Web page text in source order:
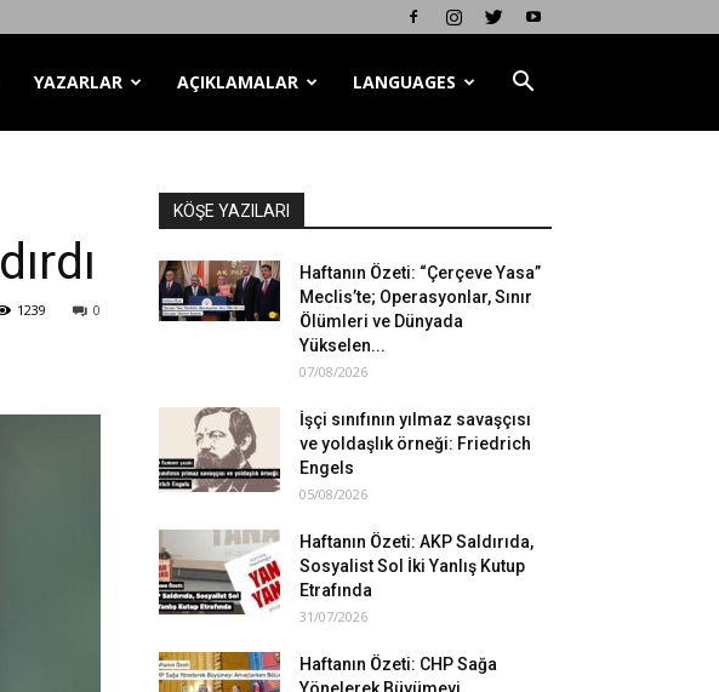
YAZARLAR AÇIKLAMALAR LANGUAGES
0
1239
KÖŞE YAZILARI
Haftanın Özeti: “Çerçeve Yasa”
Meclis’te; Operasyonlar, Sınır
Ölümleri ve Dünyada
Yükselen...
07/08/2026
İşçi sınıfının yılmaz savaşçısı
ve yoldaşlık örneği: Friedrich
Engels
05/08/2026
Haftanın Özeti: AKP Saldırıda,
Sosyalist Sol İki Yanlış Kutup
Etrafında
31/07/2026
Haftanın Özeti: CHP Sağa